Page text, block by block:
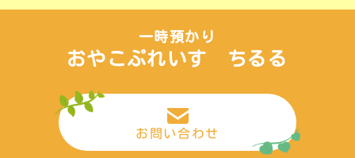
一時預かり
おやこぷれいす ちるる
お問い合わせ